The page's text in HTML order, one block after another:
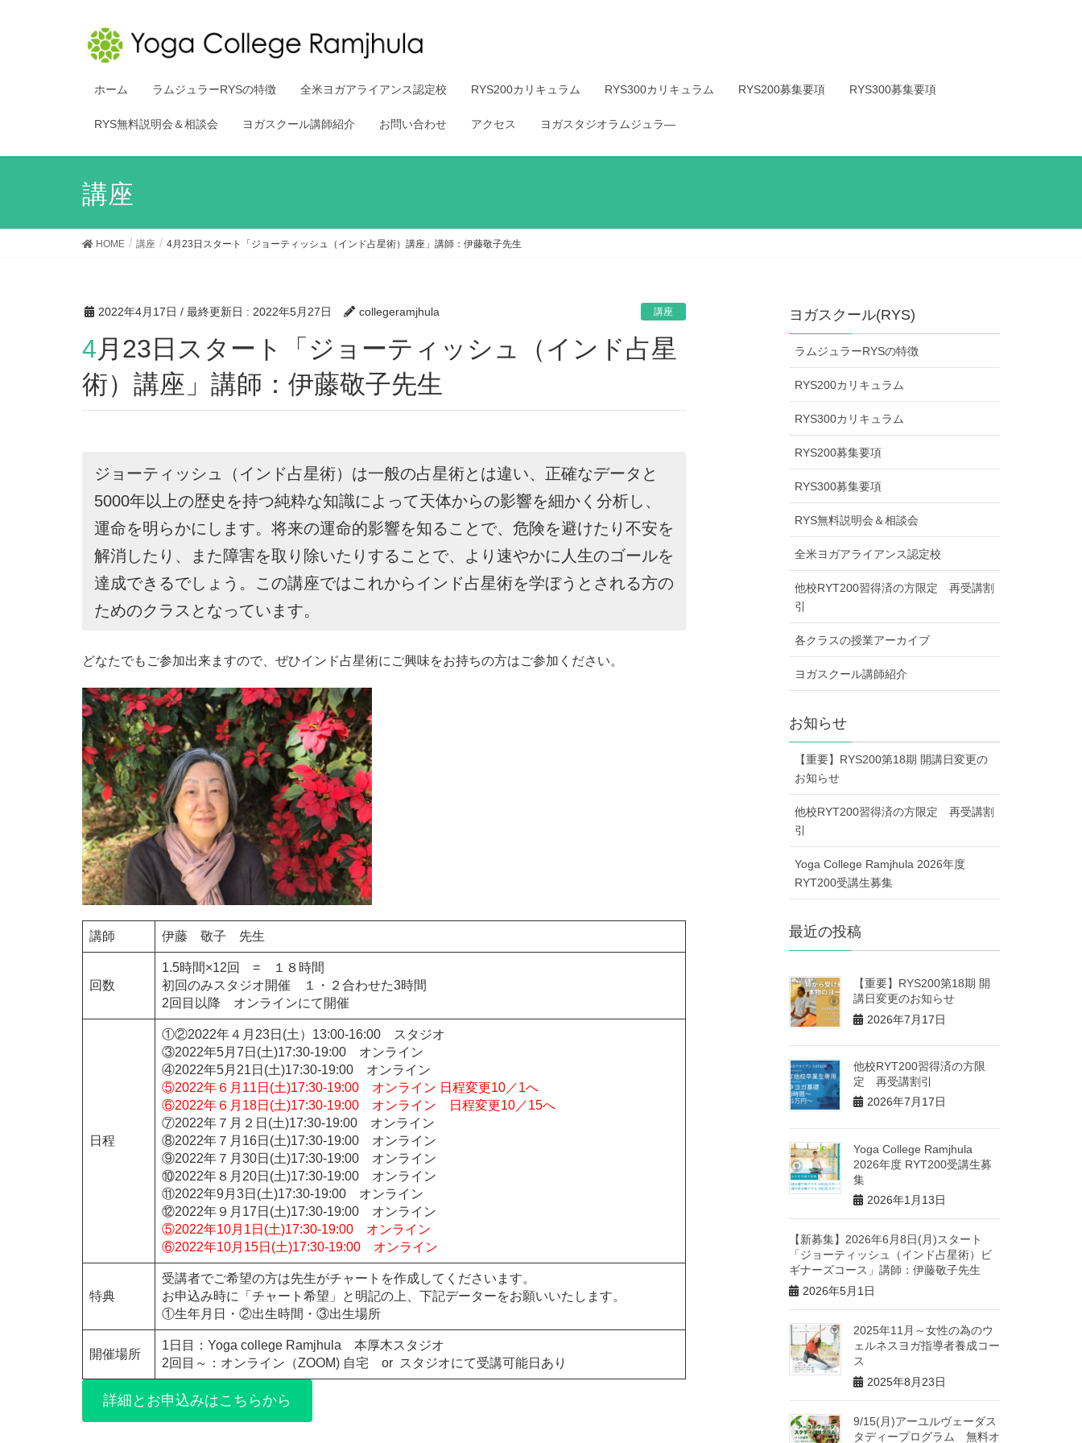
ホーム ラムジュラーRYSの特徴 全米ヨガアライアンス認定校 RYS200カリキュラム RYS300カリキュラム RYS200募集要項 RYS300募集要項
RYS無料説明会＆相談会 ヨガスクール講師紹介 お問い合わせ アクセス ヨガスタジオラムジュラ―
講座
HOME 講座 4月23日スタート「ジョーティッシュ（インド占星術）講座」講師：伊藤敬子先生
2022年4月17日 / 最終更新日 : 2022年5月27日 collegeramjhula 講座
4月23日スタート「ジョーティッシュ（インド占星
術）講座」講師：伊藤敬子先生
ジョーティッシュ（インド占星術）は一般の占星術とは違い、正確なデータと
5000年以上の歴史を持つ純粋な知識によって天体からの影響を細かく分析し、
運命を明らかにします。将来の運命的影響を知ることで、危険を避けたり不安を
解消したり、また障害を取り除いたりすることで、より速やかに人生のゴールを
達成できるでしょう。この講座ではこれからインド占星術を学ぼうとされる方の
ためのクラスとなっています。
どなたでもご参加出来ますので、ぜひインド占星術にご興味をお持ちの方はご参加ください。
講師 伊藤 敬子 先生
回数
1.5時間×12回 = １８時間
初回のみスタジオ開催 １・２合わせた3時間
2回目以降 オンラインにて開催
日程
①②2022年４月23日(土）13:00-16:00 スタジオ
③2022年5月7日(土)17:30-19:00 オンライン
④2022年5月21日(土)17:30-19:00 オンライン
⑤2022年６月11日(土)17:30-19:00 オンライン 日程変更10／1へ
⑥2022年６月18日(土)17:30-19:00 オンライン 日程変更10／15へ
⑦2022年７月２日(土)17:30-19:00 オンライン
⑧2022年７月16日(土)17:30-19:00 オンライン
⑨2022年７月30日(土)17:30-19:00 オンライン
⑩2022年８月20日(土)17:30-19:00 オンライン
⑪2022年9月3日(土)17:30-19:00 オンライン
⑫2022年９月17日(土)17:30-19:00 オンライン
⑤2022年10月1日(土)17:30-19:00 オンライン
⑥2022年10月15日(土)17:30-19:00 オンライン
特典
受講者でご希望の方は先生がチャートを作成してくださいます。
お申込み時に「チャート希望」と明記の上、下記データーをお願いいたします。
①生年月日・②出生時間・③出生場所
開催場所
1日目：Yoga college Ramjhula 本厚木スタジオ
2回目～：オンライン（ZOOM) 自宅 or スタジオにて受講可能日あり
詳細とお申込みはこちらから
ヨガスクール(RYS)
ラムジュラーRYSの特徴
RYS200カリキュラム
RYS300カリキュラム
RYS200募集要項
RYS300募集要項
RYS無料説明会＆相談会
全米ヨガアライアンス認定校
他校RYT200習得済の方限定 再受講割
引
各クラスの授業アーカイブ
ヨガスクール講師紹介
お知らせ
【重要】RYS200第18期 開講日変更の
お知らせ
他校RYT200習得済の方限定 再受講割
引
Yoga College Ramjhula 2026年度
RYT200受講生募集
最近の投稿
【重要】RYS200第18期 開
講日変更のお知らせ
2026年7月17日
他校RYT200習得済の方限
定 再受講割引
2026年7月17日
Yoga College Ramjhula
2026年度 RYT200受講生募
集
2026年1月13日
【新募集】2026年6月8日(月)スタート
「ジョーティッシュ（インド占星術）ビ
ギナーズコース」講師：伊藤敬子先生
2026年5月1日
2025年11月～女性の為のウ
ェルネスヨガ指導者養成コー
ス
2025年8月23日
9/15(月)アーユルヴェーダス
タディープログラム 無料オ